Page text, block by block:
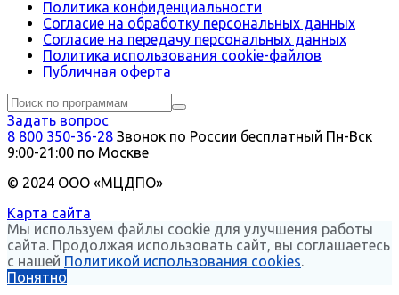
Политика конфиденциальности
Согласие на обработку персональных данных
Согласие на передачу персональных данных
Политика использования сookie-файлов
Публичная оферта
Задать вопрос
8 800 350-36-28 Звонок по России бесплатный Пн-Вск
9:00-21:00 по Москве
© 2024 ООО «МЦДПО»
Карта сайта
Мы используем файлы cookie для улучшения работы
сайта. Продолжая использовать сайт, вы соглашаетесь
с нашей Политикой использования cookies.
Понятно